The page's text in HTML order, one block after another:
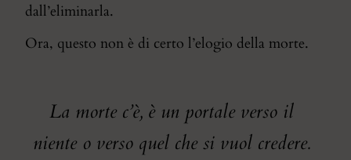
dall’eliminarla.
Ora, questo non è di certo l’elogio della morte.
La morte c’è, è un portale verso il
niente o verso quel che si vuol credere.